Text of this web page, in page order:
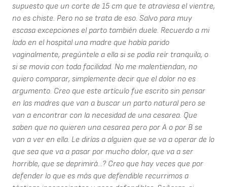
supuesto que un corte de 15 cm que te atraviesa el vientre,
no es chiste. Pero no se trata de eso. Salvo para muy
escasa excepciones el parto también duele. Recuerdo a mi
lado en el hospital una madre que había parido
vaginalmente, pregúntele a ella si se podía reír tranquila, o
si se movia con toda facilidad. No me malentiendan, no
quiero comparar, simplemente decir que el dolor no es
argumento. Creo que este artículo fue escrito sin pensar
en las madres que van a buscar un parto natural pero se
van a encontrar con la necesidad de una cesarea. Que
saben que no quieren una cesarea pero por A o por B se
van a ver en ella. Le dirías a alguien que se va a operar de lo
que sea que va a pasar por mucho dolor, que va a ser
horrible, que se deprimirá...? Creo que hay veces que por
defender lo que es más que defendible recurrimos a